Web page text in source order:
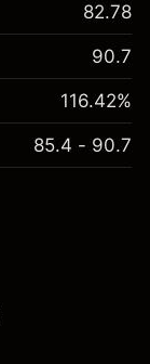
82.78
90.7
116.42%
85.4 - 90.7